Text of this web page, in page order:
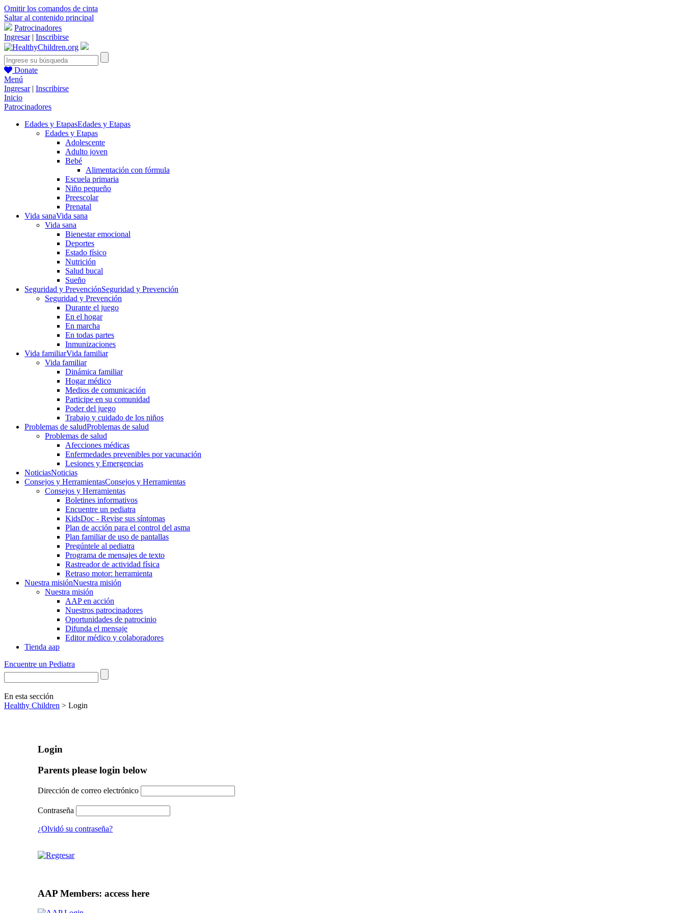
Omitir los comandos de cinta
Saltar al contenido principal
Patrocinadores
Ingresar| Inscribirse
Donate
Menú
Ingresar| Inscribirse
Inicio
Patrocinadores
Edades y EtapasEdades y Etapas
Edades y Etapas
Adolescente
Adulto joven
Bebé
Alimentación con fórmula
Escuela primaria
Niño pequeño
Preescolar
Prenatal
Vida sanaVida sana
Vida sana
Bienestar emocional
Deportes
Estado físico
Nutrición
Salud bucal
Sueño
Seguridad y PrevenciónSeguridad y Prevención
Seguridad y Prevención
Durante el juego
En el hogar
En marcha
En todas partes
Inmunizaciones
Vida familiarVida familiar
Vida familiar
Dinámica familiar
Hogar médico
Medios de comunicación
Participe en su comunidad
Poder del juego
Trabajo y cuidado de los niños
Problemas de saludProblemas de salud
Problemas de salud
Afecciones médicas
Enfermedades prevenibles por vacunación
Lesiones y Emergencias
NoticiasNoticias
Consejos y HerramientasConsejos y Herramientas
Consejos y Herramientas
Boletines informativos
Encuentre un pediatra
KidsDoc - Revise sus síntomas
Plan de acción para el control del asma
Plan familiar de uso de pantallas
Pregúntele al pediatra
Programa de mensajes de texto
Rastre​​ador de activida​d física
Retraso motor: herramienta
Nuestra misiónNuestra misión
Nuestra misión
AAP en acción
Nuestros patrocinadores
Oportunidades de patrocinio
Difunda el mensaje
Editor médico y colaboradores
Tienda aap
Encuentre un Pediatra
En esta sección
Healthy Children > Login
Login
Parents please login below
Dirección de correo electrónico
Contraseña
¿Olvidó su contraseña?
AAP Members: access here